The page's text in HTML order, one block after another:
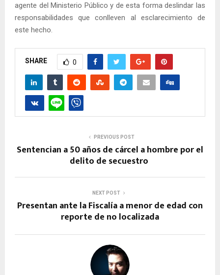
agente del Ministerio Público y de esta forma deslindar las
responsabilidades que conlleven al esclarecimiento de
este hecho.
SHARE 0
PREVIOUS POST
Sentencian a 50 años de cárcel a hombre por el
delito de secuestro
NEXT POST
Presentan ante la Fiscalía a menor de edad con
reporte de no localizada